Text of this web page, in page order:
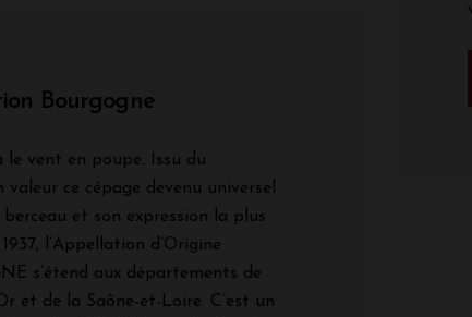
Bourgogne
le vent en poupe. Issu du
ce cépage devenu universel
et son expression la plus
l’Appellation d’Origine
s’étend aux départements de
et de la Saône-et-Loire. C’est un